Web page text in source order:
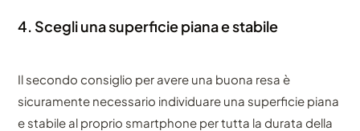
4. Scegli una superficie piana e stabile
Il secondo consiglio per avere una buona resa è
sicuramente necessario individuare una superficie piana
e stabile al proprio smartphone per tutta la durata della